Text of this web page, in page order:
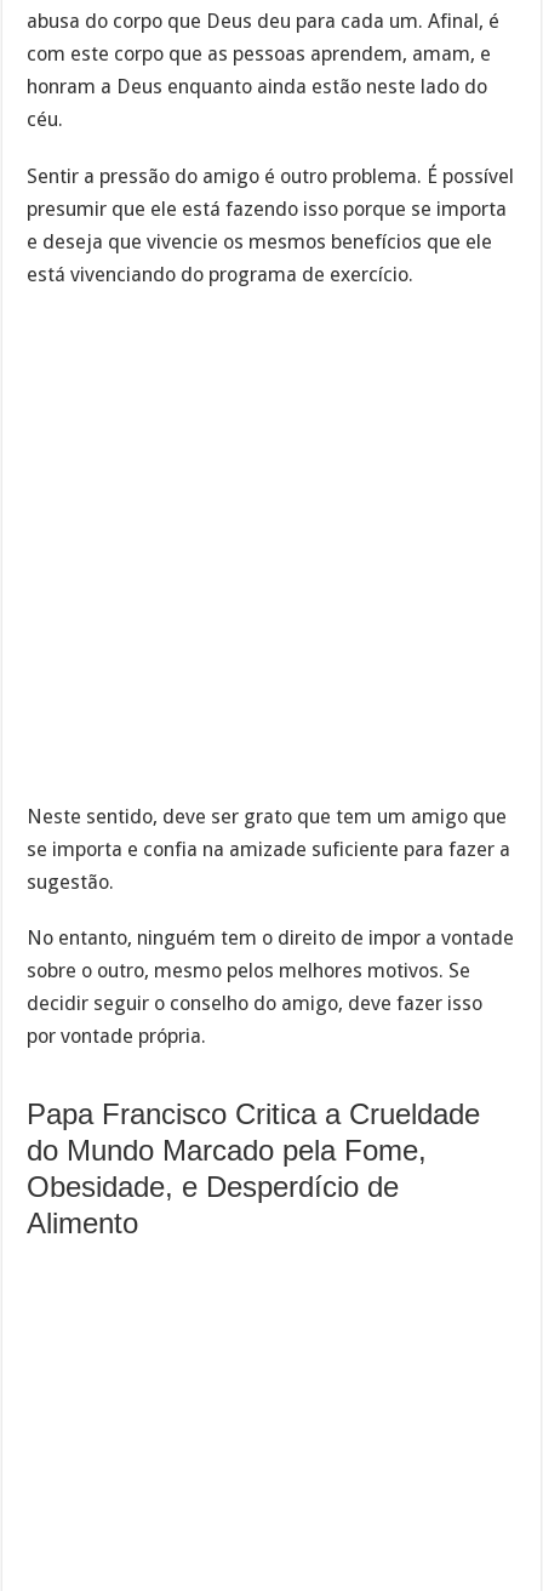
abusa do corpo que Deus deu para cada um. Afinal, é
com este corpo que as pessoas aprendem, amam, e
honram a Deus enquanto ainda estão neste lado do
céu.
Sentir a pressão do amigo é outro problema. É possível
presumir que ele está fazendo isso porque se importa
e deseja que vivencie os mesmos benefícios que ele
está vivenciando do programa de exercício.
Neste sentido, deve ser grato que tem um amigo que
se importa e confia na amizade suficiente para fazer a
sugestão.
No entanto, ninguém tem o direito de impor a vontade
sobre o outro, mesmo pelos melhores motivos. Se
decidir seguir o conselho do amigo, deve fazer isso
por vontade própria.
Papa Francisco Critica a Crueldade
do Mundo Marcado pela Fome,
Obesidade, e Desperdício de
Alimento